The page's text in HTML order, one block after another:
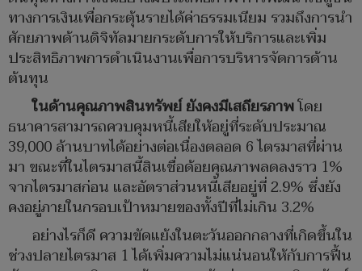
ทางการเงินเพื่อกระตุ้นรายได้ค่าธรรมเนียม รวมถึงการนำ
ศักยภาพด้านดิจิทัลมายกระดับการให้บริการและเพิ่ม
ประสิทธิภาพการดำเนินงานเพื่อการบริหารจัดการด้าน
ต้นทุน
ในด้านคุณภาพสินทรัพย์ ยังคงมีเสถียรภาพโดย
ธนาคารสามารถควบคุมหนี้เสียให้อยู่ที่ระดับประมาณ
39,000 ล้านบาทได้อย่างต่อเนื่องตลอด 6 ไตรมาสที่ผ่าน
มา ขณะที่ในไตรมาสนี้สินเชื่อด้อยคุณภาพลดลงราว 1%
จากไตรมาสก่อน และอัตราส่วนหนี้เสียอยู่ที่ 2.9% ซึ่งยัง
คงอยู่ภายในกรอบเป้าหมายของทั้งปีที่ไม่เกิน 3.2%
อย่างไรก็ดี ความขัดแย้งในตะวันออกกลางที่เกิดขึ้นใน
ช่วงปลายไตรมาส 1 ได้เพิ่มความไม่แน่นอนให้กับการฟื้น